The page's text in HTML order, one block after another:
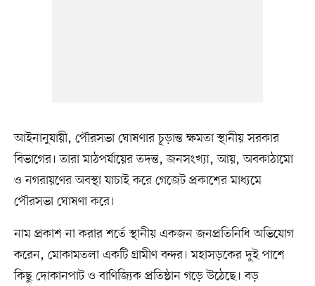
আইনানুযায়ী, পৌরসভা ঘোষণার চূড়ান্ত ক্ষমতা স্থানীয় সরকার
বিভাগের। তারা মাঠপর্যায়ের তদন্ত, জনসংখ্যা, আয়, অবকাঠামো
ও নগরায়ণের অবস্থা যাচাই করে গেজেট প্রকাশের মাধ্যমে
পৌরসভা ঘোষণা করে।
নাম প্রকাশ না করার শর্তে স্থানীয় একজন জনপ্রতিনিধি অভিযোগ
করেন, মোকামতলা একটি গ্রামীণ বন্দর। মহাসড়কের দুই পাশে
কিছু দোকানপাট ও বাণিজ্যিক প্রতিষ্ঠান গড়ে উঠেছে। বড়